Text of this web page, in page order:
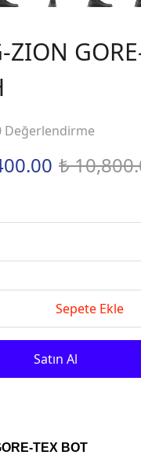
ZION
Değerlendirme
₺
Sepete Ekle
Satın Al
TEX BOT